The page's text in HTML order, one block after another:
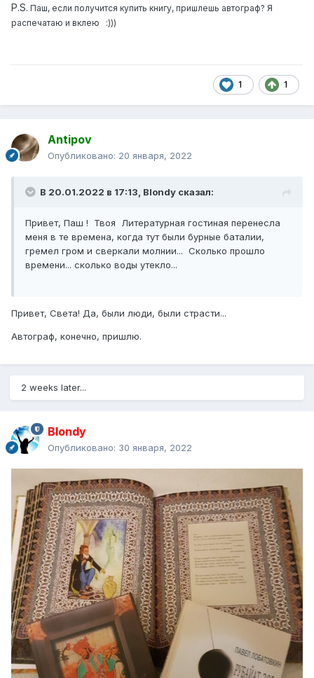
P.S. Паш, если получится купить книгу, пришлешь автограф? Я
распечатаю и вклею :)))
1 1
Antipov
Опубликовано: 20 января, 2022
В 20.01.2022 в 17:13, Blondy сказал:
Привет, Паш ! Твоя Литературная гостиная перенесла
меня в те времена, когда тут были бурные баталии,
гремел гром и сверкали молнии... Сколько прошло
времени... сколько воды утекло...
Привет, Света! Да, были люди, были страсти...
Автограф, конечно, пришлю.
2 weeks later...
Blondy
Опубликовано: 30 января, 2022